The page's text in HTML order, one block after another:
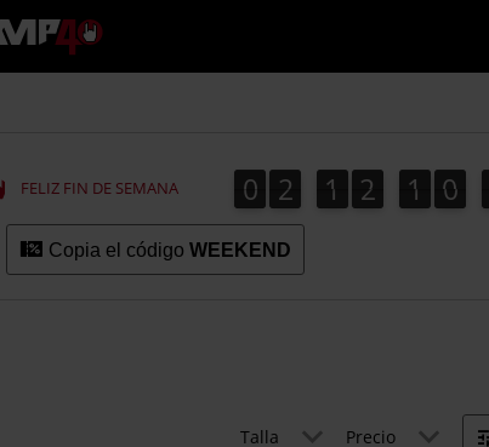
EMP
-
Música,
Merch
Ropa
Alternativa
FELIZ FIN DE SEMANA 0
0 2
2 1
1 2
2 1
1 0
0
Copia el código WEEKEND
Talla Precio